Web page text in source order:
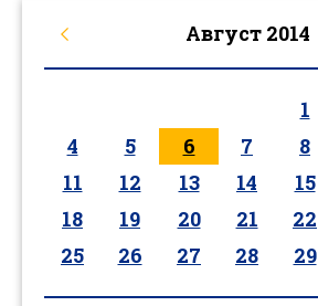
Август 2014
1
4
5 6 7 8
11
12 13 14 15
18
19 20 21 22
25
26 27 28 29